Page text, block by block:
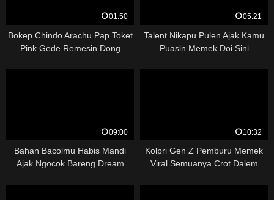
01:50
Bokep Chindo Arachu Pap Toket
Pink Gede Remesin Dong
05:21
Talent Nikapu Pulen Ajak Kamu
Puasin Memek Doi Sini
09:00
Bahan Bacolmu Habis Mandi
Ajak Ngocok Bareng Dream
10:32
Kolpri Gen Z Pemburu Memek
Viral Semuanya Crot Dalem